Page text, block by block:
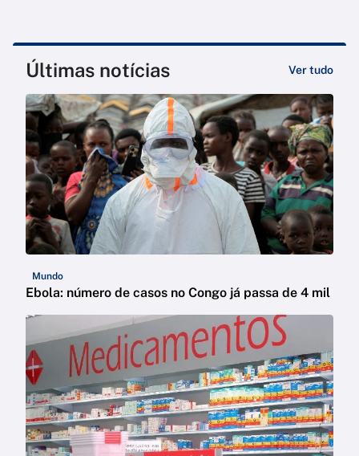
Últimas notícias Ver tudo
Mundo
Ebola: número de casos no Congo já passa de 4 mil